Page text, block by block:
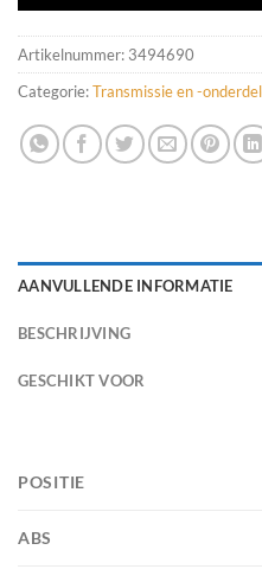
Artikelnummer: 3494690
Categorie:Transmissie en -
AANVULLENDE INFORMATIE
BESCHRIJVING
GESCHIKT VOOR
POSITIE
ABS